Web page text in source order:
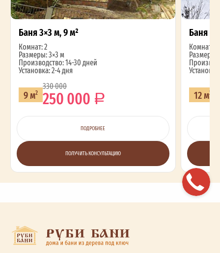
Баня 3×3 м, 9 м²
Комнат: 2
Размеры: 3×3 м
Производство: 14-30 дней
Установка: 2-4 дня
9 м2
330 000
250 000
ПОДРОБНЕЕ
ПОЛУЧИТЬ КОНСУЛЬТАЦИЮ
Баня
Комнат: 2
Размеры:
12 м2